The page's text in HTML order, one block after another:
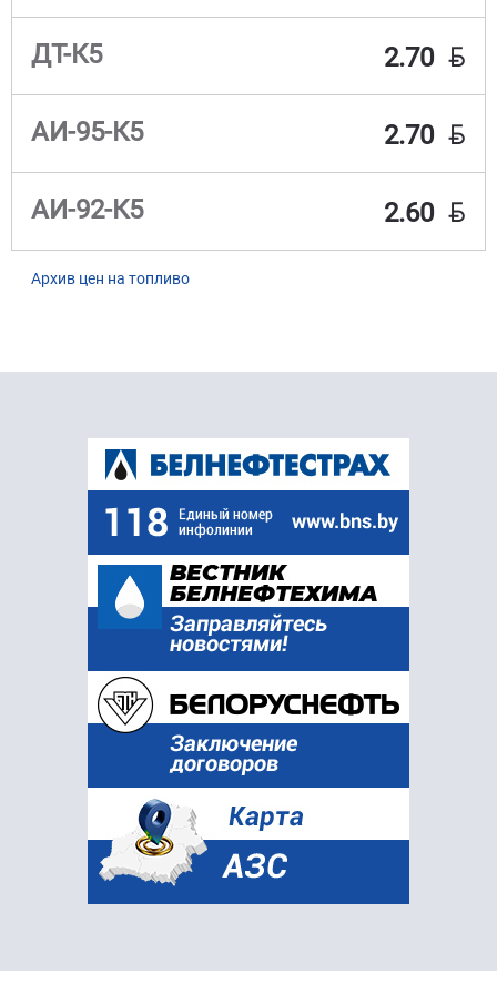
ДТ-К5 2.70 BYN
АИ-95-К5 2.70 BYN
АИ-92-К5 2.60 BYN
Архив цен на топливо